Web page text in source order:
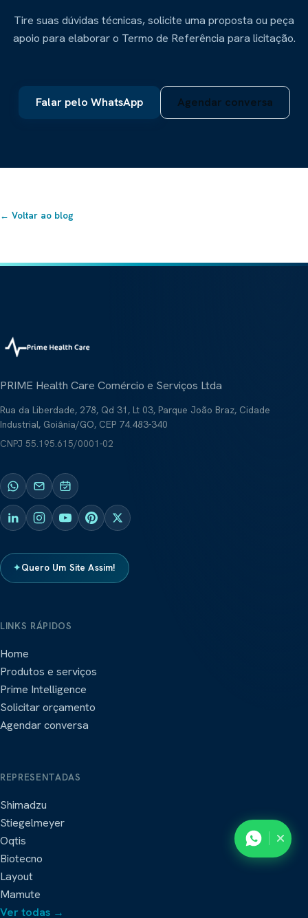
Tire suas dúvidas técnicas, solicite uma proposta ou peça
apoio para elaborar o Termo de Referência para licitação.
Falar pelo WhatsApp Agendar conversa
← Voltar ao blog
PRIME Health Care Comércio e Serviços Ltda
Rua da Liberdade, 278, Qd 31, Lt 03, Parque João Braz, Cidade
Industrial, Goiânia/GO, CEP 74.483-340
CNPJ 55.195.615/0001-02
✦Quero Um Site Assim!
LINKS RÁPIDOS
Home
Produtos e serviços
Prime Intelligence
Solicitar orçamento
Agendar conversa
REPRESENTADAS
Shimadzu
Stiegelmeyer
Oqtis
Biotecno
Layout
Mamute
Ver todas →